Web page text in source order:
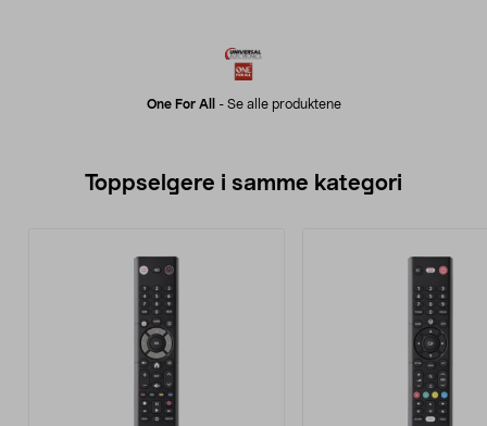
One For All - Se alle produktene
Toppselgere i samme kategori